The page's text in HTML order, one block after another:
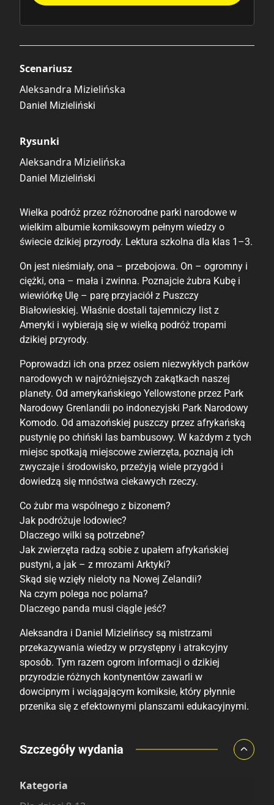
Scenariusz
Aleksandra Mizielińska
Daniel Mizieliński
Rysunki
Aleksandra Mizielińska
Daniel Mizieliński
Wielka podróż przez różnorodne parki narodowe w
wielkim albumie komiksowym pełnym wiedzy o
świecie dzikiej przyrody. Lektura szkolna dla klas 1–3.
On jest nieśmiały, ona – przebojowa. On – ogromny i
ciężki, ona – mała i zwinna. Poznajcie żubra Kubę i
wiewiórkę Ulę – parę przyjaciół z Puszczy
Białowieskiej. Właśnie dostali tajemniczy list z
Ameryki i wybierają się w wielką podróż tropami
dzikiej przyrody.
Poprowadzi ich ona przez osiem niezwykłych parków
narodowych w najróżniejszych zakątkach naszej
planety. Od amerykańskiego Yellowstone przez Park
Narodowy Grenlandii po indonezyjski Park Narodowy
Komodo. Od amazońskiej puszczy przez afrykańską
pustynię po chiński las bambusowy. W każdym z tych
miejsc spotkają miejscowe zwierzęta, poznają ich
zwyczaje i środowisko, przeżyją wiele przygód i
dowiedzą się mnóstwa ciekawych rzeczy.
Co żubr ma wspólnego z bizonem?
Jak podróżuje lodowiec?
Dlaczego wilki są potrzebne?
Jak zwierzęta radzą sobie z upałem afrykańskiej
pustyni, a jak – z mrozami Arktyki?
Skąd się wzięły nieloty na Nowej Zelandii?
Na czym polega noc polarna?
Dlaczego panda musi ciągle jeść?
Aleksandra i Daniel Mizielińscy są mistrzami
przekazywania wiedzy w przystępny i atrakcyjny
sposób. Tym razem ogrom informacji o dzikiej
przyrodzie różnych kontynentów zawarli w
dowcipnym i wciągającym komiksie, który płynnie
przenika się z efektownymi planszami edukacyjnymi.
Porównaj ceny
Szczegóły wydania
Kategoria